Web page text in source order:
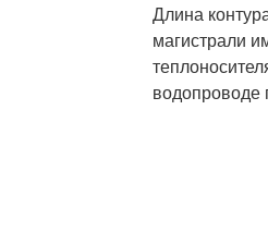
Длина
магистрали
водопроводе